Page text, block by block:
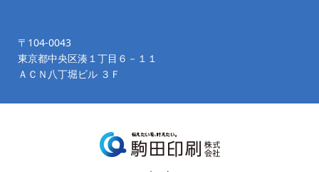
〒104-0043
東京都中央区湊１丁目６－１１
ＡＣＮ八丁堀ビル ３Ｆ